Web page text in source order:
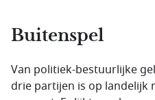
Buitenspel
Van politiek-bestuurlijke
drie partijen is op landelijk